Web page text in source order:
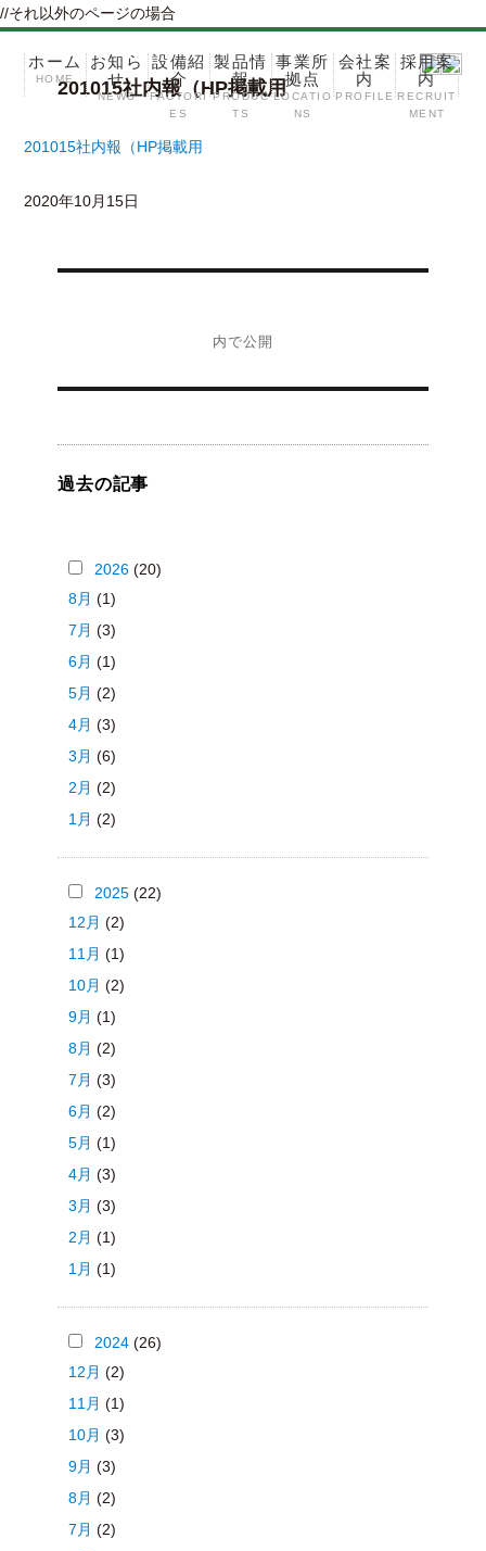
//それ以外のページの場合
ホーム
HOME
お知ら
せ
NEWS
設備紹
介
FACTORI
ES
製品情
報
PRODUC
TS
事業所
拠点
LOCATIO
NS
会社案
内
PROFILE
採用案
内
RECRUIT
MENT
201015社内報（HP掲載用
201015社内報（HP掲載用
2020年10月15日
投
ー
シ
ン
内で公開
過去の記事
2026 (20)
8月 (1)
7月 (3)
6月 (1)
5月 (2)
4月 (3)
3月 (6)
2月 (2)
1月 (2)
2025 (22)
12月 (2)
11月 (1)
10月 (2)
9月 (1)
8月 (2)
7月 (3)
6月 (2)
5月 (1)
4月 (3)
3月 (3)
2月 (1)
1月 (1)
2024 (26)
12月 (2)
11月 (1)
10月 (3)
9月 (3)
8月 (2)
7月 (2)